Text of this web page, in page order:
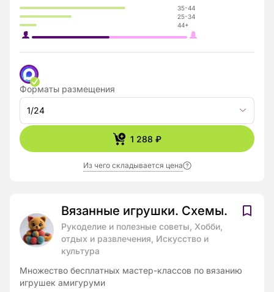
35-44
25-34
44+
Форматы размещения
1/24
1 288 ₽
Из чего складывается цена
Вязанные игрушки. Схемы.
Рукоделие и полезные советы, Хобби,
отдых и развлечения, Искусство и
культура
Множество бесплатных мастер-классов по вязанию
игрушек амигуруми